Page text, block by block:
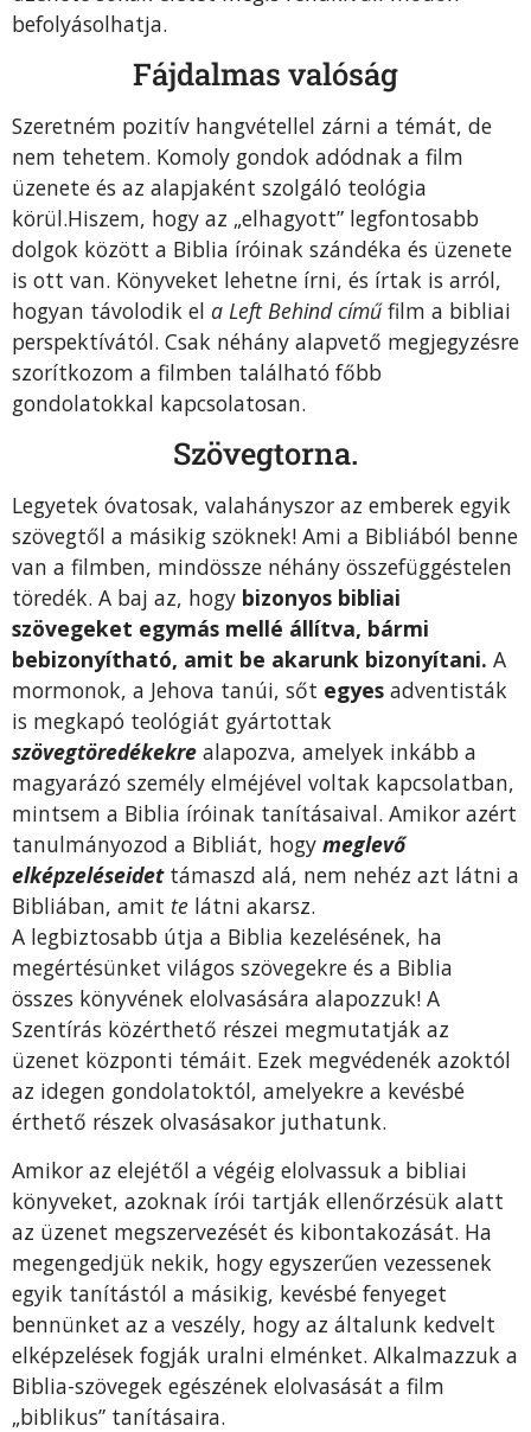
befolyásolhatja.
Fájdalmas valóság
Szeretném pozitív hangvétellel zárni a témát, de
nem tehetem. Komoly gondok adódnak a film
üzenete és az alapjaként szolgáló teológia
körül.Hiszem, hogy az „elhagyott” legfontosabb
dolgok között a Biblia íróinak szándéka és üzenete
is ott van. Könyveket lehetne írni, és írtak is arról,
hogyan távolodik el a Left Behind címűfilm a bibliai
perspektívától. Csak néhány alapvető megjegyzésre
szorítkozom a filmben található főbb
gondolatokkal kapcsolatosan.
Szövegtorna.
Legyetek óvatosak, valahányszor az emberek egyik
szövegtől a másikig szöknek! Ami a Bibliából benne
van a filmben, mindössze néhány összefüggéstelen
töredék. A baj az, hogy bizonyos bibliai
szövegeket egymás mellé állítva, bármi
bebizonyítható, amit be akarunk bizonyítani. A
mormonok, a Jehova tanúi, sőt egyes adventisták
is megkapó teológiát gyártottak
szövegtöredékekre alapozva, amelyek inkább a
magyarázó személy elméjével voltak kapcsolatban,
mintsem a Biblia íróinak tanításaival. Amikor azért
tanulmányozod a Bibliát, hogy meglevő
elképzeléseidet támaszd alá, nem nehéz azt látni a
Bibliában, amit te látni akarsz.
A legbiztosabb útja a Biblia kezelésének, ha
megértésünket világos szövegekre és a Biblia
összes könyvének elolvasására alapozzuk! A
Szentírás közérthető részei megmutatják az
üzenet központi témáit. Ezek megvédenék azoktól
az idegen gondolatoktól, amelyekre a kevésbé
érthető részek olvasásakor juthatunk.
Amikor az elejétől a végéig elolvassuk a bibliai
könyveket, azoknak írói tartják ellenőrzésük alatt
az üzenet megszervezését és kibontakozását. Ha
megengedjük nekik, hogy egyszerűen vezessenek
egyik tanítástól a másikig, kevésbé fenyeget
bennünket az a veszély, hogy az általunk kedvelt
elképzelések fogják uralni elménket. Alkalmazzuk a
Biblia-szövegek egészének elolvasását a film
„biblikus” tanításaira.